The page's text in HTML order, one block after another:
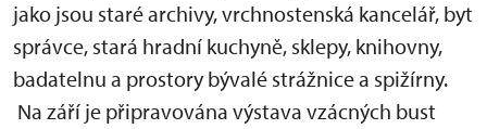
jako jsou staré archivy, vrchnostenská kancelář, byt
správce, stará hradní kuchyně, sklepy, knihovny,
badatelnu a prostory bývalé strážnice a spižírny.
Na září je připravována výstava vzácných bust